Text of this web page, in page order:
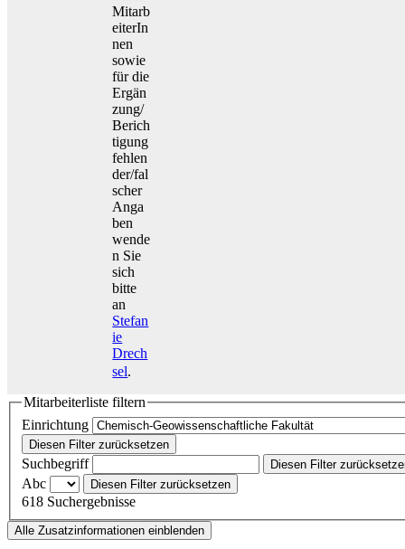
Mitarb
eiterIn
nen
sowie
für die
Ergän
zung/
Berich
tigung
fehlen
der/fal
scher
Anga
ben
wende
n Sie
sich
bitte
an
Stefan
ie
Drech
sel.
Mitarbeiterliste filtern
Einrichtung
Diesen Filter zurücksetzen
Suchbegriff Diesen Filter
Abc Diesen Filter zurücksetzen
618 Suchergebnisse
Alle Zusatzinformationen einblenden